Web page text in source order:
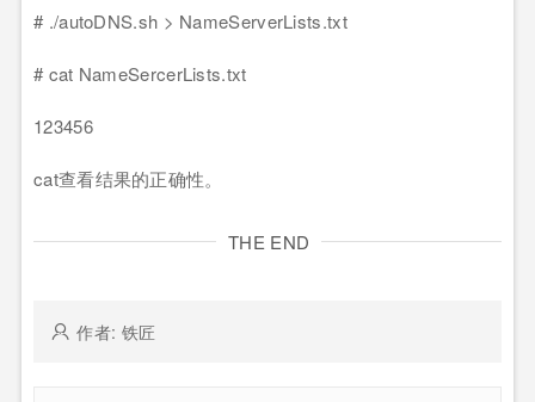
# ./autoDNS.sh > NameServerLists.txt
# cat NameSercerLists.txt
123456
cat查看结果的正确性。
THE END
作者: 铁匠